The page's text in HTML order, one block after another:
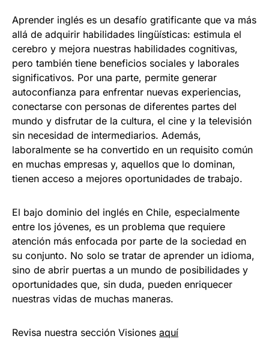
Aprender inglés es un desafío gratificante que va más
allá de adquirir habilidades lingüísticas: estimula el
cerebro y mejora nuestras habilidades cognitivas,
pero también tiene beneficios sociales y laborales
significativos. Por una parte, permite generar
autoconfianza para enfrentar nuevas experiencias,
conectarse con personas de diferentes partes del
mundo y disfrutar de la cultura, el cine y la televisión
sin necesidad de intermediarios. Además,
laboralmente se ha convertido en un requisito común
en muchas empresas y, aquellos que lo dominan,
tienen acceso a mejores oportunidades de trabajo.
El bajo dominio del inglés en Chile, especialmente
entre los jóvenes, es un problema que requiere
atención más enfocada por parte de la sociedad en
su conjunto. No solo se tratar de aprender un idioma,
sino de abrir puertas a un mundo de posibilidades y
oportunidades que, sin duda, pueden enriquecer
nuestras vidas de muchas maneras.
Revisa nuestra sección Visiones aquí